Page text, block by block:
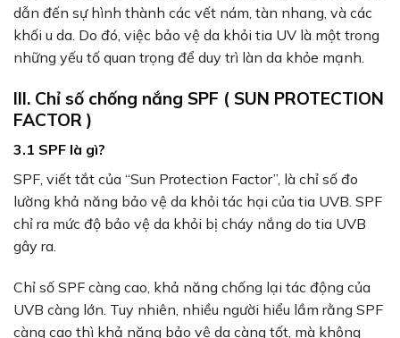
dẫn đến sự hình thành các vết nám, tàn nhang, và các
khối u da. Do đó, việc bảo vệ da khỏi tia UV là một trong
những yếu tố quan trọng để duy trì làn da khỏe mạnh.
III. Chỉ số chống nắng SPF ( SUN PROTECTION
FACTOR )
3.1 SPF là gì?
SPF, viết tắt của “Sun Protection Factor”, là chỉ số đo
lường khả năng bảo vệ da khỏi tác hại của tia UVB. SPF
chỉ ra mức độ bảo vệ da khỏi bị cháy nắng do tia UVB
gây ra.
Chỉ số SPF càng cao, khả năng chống lại tác động của
UVB càng lớn. Tuy nhiên, nhiều người hiểu lầm rằng SPF
càng cao thì khả năng bảo vệ da càng tốt, mà không